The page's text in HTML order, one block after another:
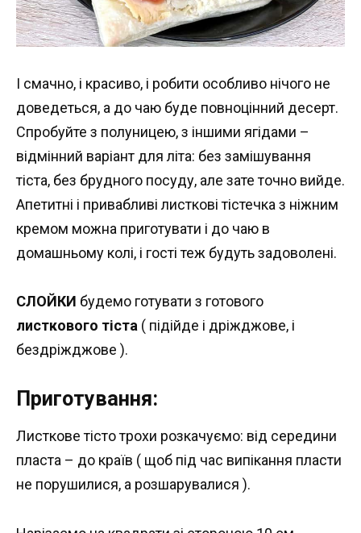
І смачно, і красиво, і робити особливо нічого не
доведеться, а до чаю буде повноцінний десерт.
Спробуйте з полуницею, з іншими ягідами –
відмінний варіант для літа: без замішування
тіста, без брудного посуду, але зате точно вийде.
Апетитні і привабливі листкові тістечка з ніжним
кремом можна приготувати і до чаю в
домашньому колі, і гості теж будуть задоволені.
СЛОЙКИ будемо готувати з готового
листкового тіста ( підійде і дріжджове, і
бездріжджове ).
Приготування:
Листкове тісто трохи розкачуємо: від середини
пласта – до країв ( щоб під час випікання пласти
не порушилися, а розшарувалися ).